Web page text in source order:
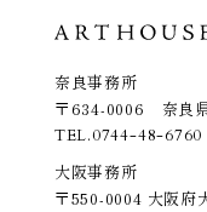
奈良事務所
〒634-0006 奈良
TEL.0744-48-6760
大阪事務所
〒550-0004 大阪府